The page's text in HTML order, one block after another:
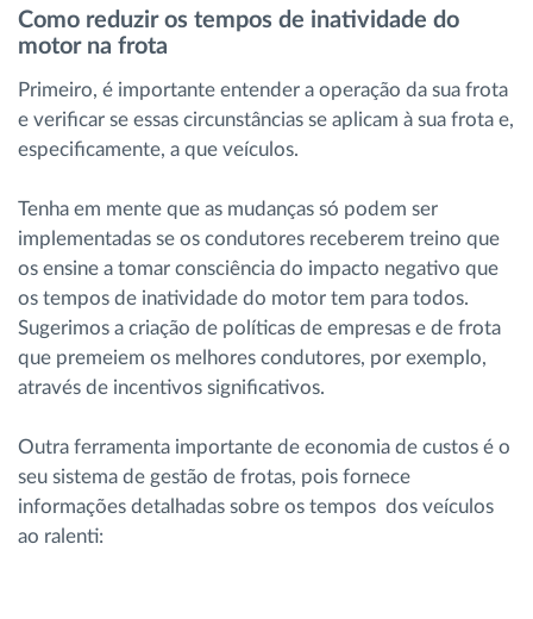
Como reduzir os tempos de inatividade do
motor na frota
Primeiro, é importante entender a operação da sua frota
e verificar se essas circunstâncias se aplicam à sua frota e,
especificamente, a que veículos.
Tenha em mente que as mudanças só podem ser
implementadas se os condutores receberem treino que
os ensine a tomar consciência do impacto negativo que
os tempos de inatividade do motor tem para todos.
Sugerimos a criação de políticas de empresas e de frota
que premeiem os melhores condutores, por exemplo,
através de incentivos significativos.
Outra ferramenta importante de economia de custos é o
seu sistema de gestão de frotas, pois fornece
informações detalhadas sobre os tempos dos veículos
ao ralenti: